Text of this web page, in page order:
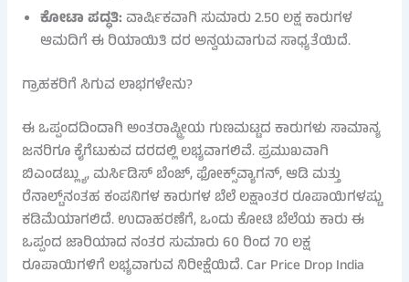
ಕೋಟಾ ಪದ್ಧತಿ:ವಾರ್ಷಿಕವಾಗಿ ಸುಮಾರು 2.50 ಲಕ್ಷ ಕಾರುಗಳ
ಆಮದಿಗೆ ಈ ರಿಯಾಯಿತಿ ದರ ಅನ್ವಯವಾಗುವ ಸಾಧ್ಯತೆಯಿದೆ.
ಗ್ರಾಹಕರಿಗೆ ಸಿಗುವ ಲಾಭಗಳೇನು?
ಈ ಒಪ್ಪಂದದಿಂದಾಗಿ ಅಂತರಾಷ್ಟ್ರೀಯ ಗುಣಮಟ್ಟದ ಕಾರುಗಳು ಸಾಮಾನ್ಯ
ಜನರಿಗೂ ಕೈಗೆಟುಕುವ ದರದಲ್ಲಿ ಲಭ್ಯವಾಗಲಿವೆ. ಪ್ರಮುಖವಾಗಿ
ಬಿಎಂಡಬ್ಲ್ಯು, ಮರ್ಸಿಡಿಸ್ ಬೆಂಜ್, ಫೋಕ್ಸ್‌ವ್ಯಾಗನ್, ಆಡಿ ಮತ್ತು
ರೆನಾಲ್ಟ್‌ನಂತಹ ಕಂಪನಿಗಳ ಕಾರುಗಳ ಬೆಲೆ ಲಕ್ಷಾಂತರ ರೂಪಾಯಿಗಳಷ್ಟು
ಕಡಿಮೆಯಾಗಲಿದೆ. ಉದಾಹರಣೆಗೆ, ಒಂದು ಕೋಟಿ ಬೆಲೆಯ ಕಾರು ಈ
ಒಪ್ಪಂದ ಜಾರಿಯಾದ ನಂತರ ಸುಮಾರು 60 ರಿಂದ 70 ಲಕ್ಷ
ರೂಪಾಯಿಗಳಿಗೆ ಲಭ್ಯವಾಗುವ ನಿರೀಕ್ಷೆಯಿದೆ. Car Price Drop India